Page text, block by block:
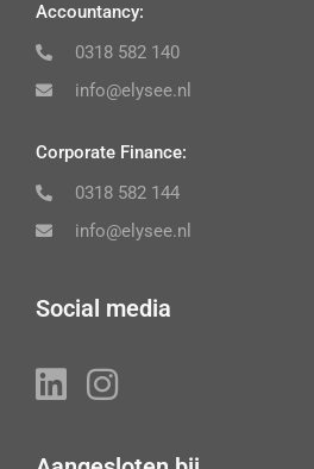
Accountancy:
0318 582 140
info@elysee.nl
Corporate Finance:
0318 582 144
info@elysee.nl
Social media